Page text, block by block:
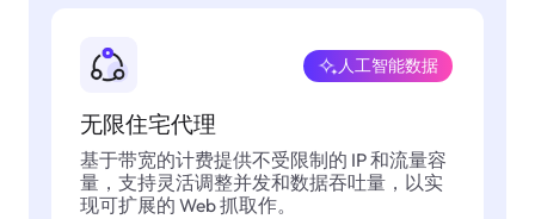
无限住宅代理
人工智能数据
基于带宽的计费提供不受限制的 IP 和流量容
量，支持灵活调整并发和数据吞吐量，以实
现可扩展的 Web 抓取作。